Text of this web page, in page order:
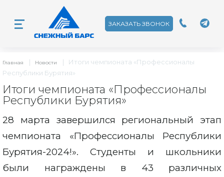
ЗАКАЗАТЬ ЗВОНОК
Главная | Новости | Итоги чемпионата «Профессионалы
Республики Бурятия»
Итоги чемпионата «Профессионалы
Республики Бурятия»
28 марта завершился региональный этап
чемпионата «Профессионалы Республики
Бурятия-2024!». Студенты и школьники
были награждены в 43 различных